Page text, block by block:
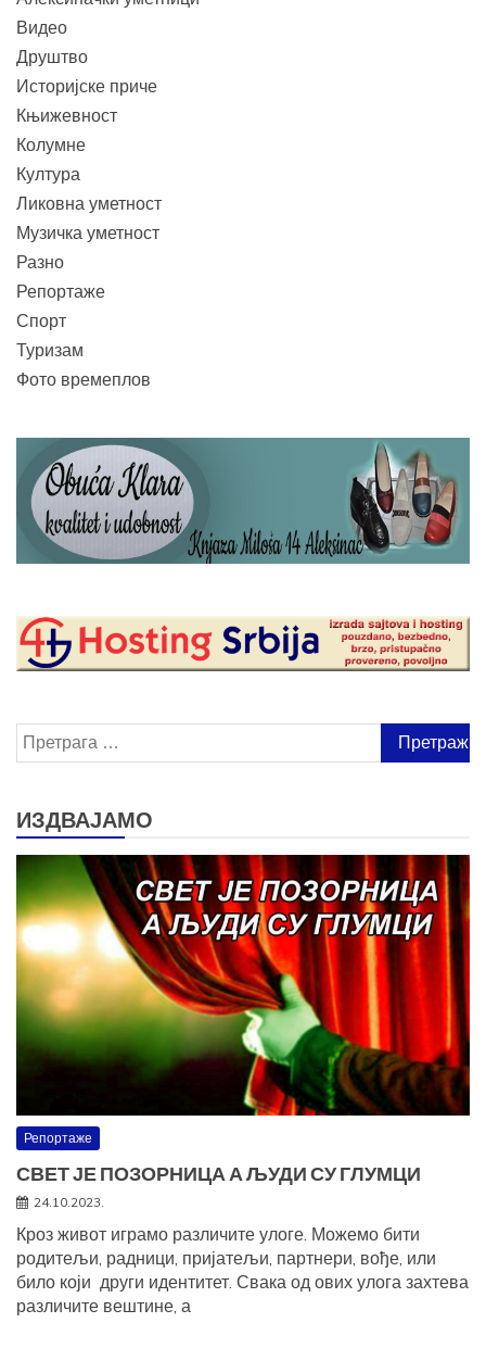
Видео
Друштво
Историјске приче
Књижевност
Колумне
Култура
Ликовна уметност
Музичка уметност
Разно
Репортаже
Спорт
Туризам
Фото времеплов
Претрага
за:
ИЗДВАЈАМО
Репортаже
СВЕТ ЈЕ ПОЗОРНИЦА А ЉУДИ СУ ГЛУМЦИ
24.10.2023.
Кроз живот играмо различите улоге. Можемо бити
родитељи, радници, пријатељи, партнери, вође, или
било који други идентитет. Свака од ових улога захтева
различите вештине, а